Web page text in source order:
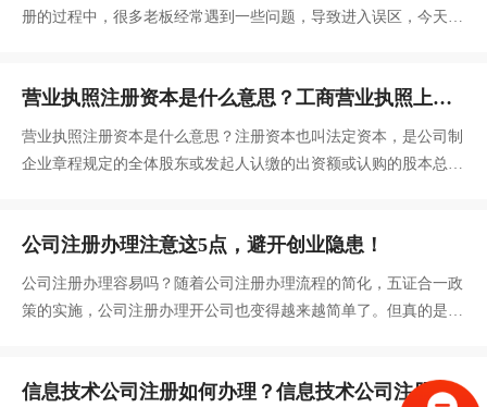
册的过程中，很多老板经常遇到一些问题，导致进入误区，今天颜
营业执照注册资本是什么意思？工商营业执照上的
注册资金怎么写？
营业执照注册资本是什么意思？注册资本也叫法定资本，是公司制
企业章程规定的全体股东或发起人认缴的出资额或认购的股本总
公司注册办理注意这5点，避开创业隐患！
公司注册办理容易吗？随着公司注册办理流程的简化，五证合一政
策的实施，公司注册办理开公司也变得越来越简单了。但真的是这
不利，并没有走好创业第一步，导致为以后的发展埋下大隐患。
信息技术公司注册如何办理？信息技术公司注册流